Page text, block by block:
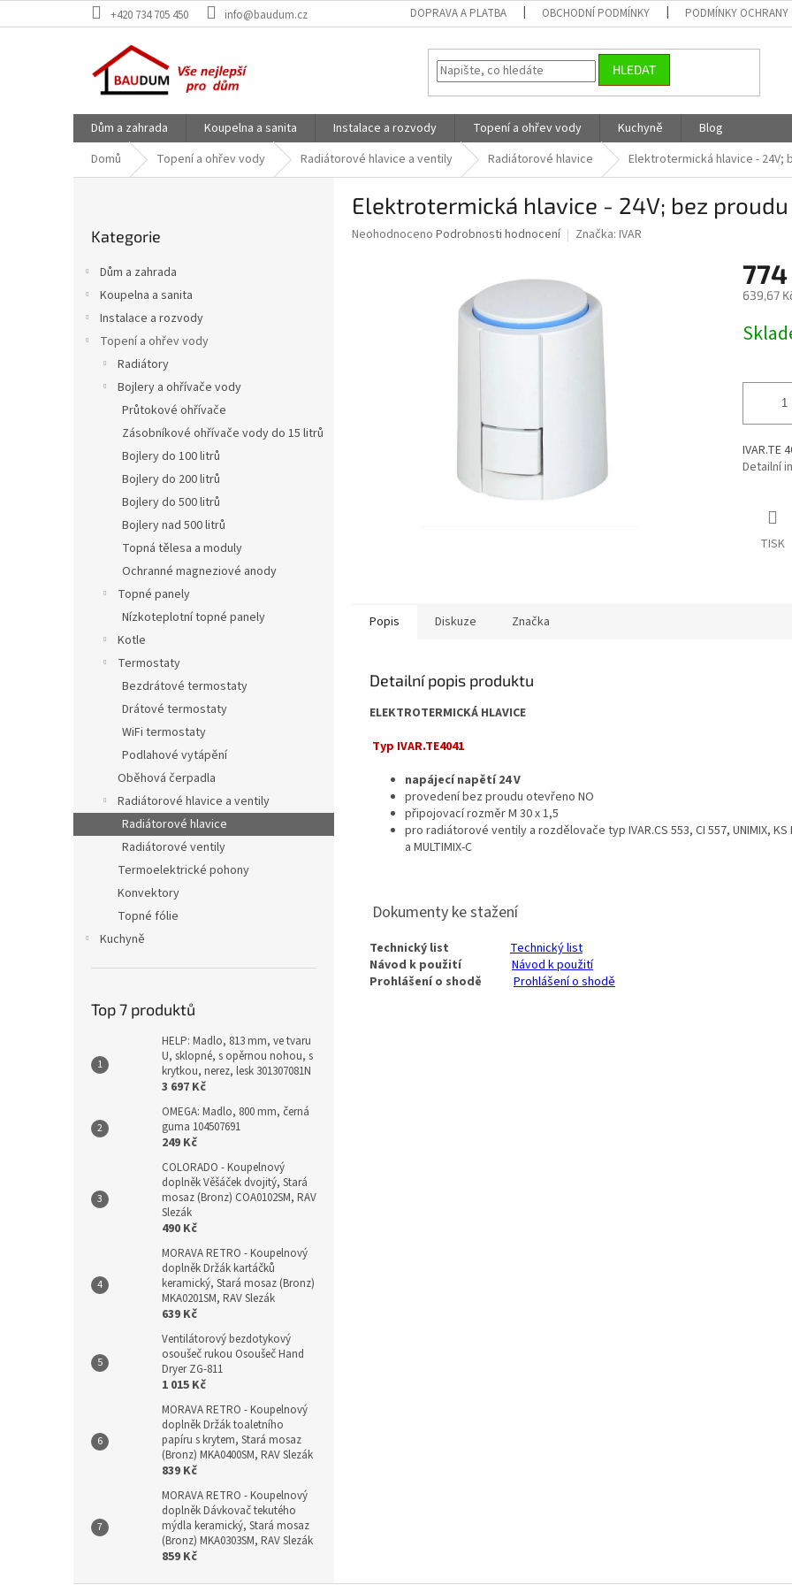
na
+420 734 705 450 info@baudum.cz DOPRAVA A PLATBA OBCHODNÍ PODMÍNKY PODMÍNKY
HLEDAT
Dům a zahrada Koupelna a sanita Instalace a rozvody Topení a ohřev vody Kuchyně
Blog
Domů
Topení a ohřev vody Radiátorové hlavice a ventily Radiátorové hlavice Elektrotermická hlavice - 24V;
kategorie
Kategorie
Dům a zahrada
Koupelna a sanita
Instalace a rozvody
Topení a ohřev vody
Radiátory
Bojlery a ohřívače vody
Průtokové ohřívače
Zásobníkové ohřívače vody do 15 litrů
Bojlery do 100 litrů
Bojlery do 200 litrů
Bojlery do 500 litrů
Bojlery nad 500 litrů
Topná tělesa a moduly
Ochranné magneziové anody
Topné panely
Nízkoteplotní topné panely
Kotle
Termostaty
Bezdrátové termostaty
Drátové termostaty
WiFi termostaty
Podlahové vytápění
Oběhová čerpadla
Radiátorové hlavice a ventily
Radiátorové hlavice
Radiátorové ventily
Termoelektrické pohony
Konvektory
Topné fólie
Kuchyně
Top 7 produktů
HELP: Madlo, 813 mm, ve tvaru
U, sklopné, s opěrnou nohou, s
krytkou, nerez, lesk 301307081N
3 697 Kč
OMEGA: Madlo, 800 mm, černá
guma 104507691
249 Kč
COLORADO - Koupelnový
doplněk Věšáček dvojitý, Stará
mosaz (Bronz) COA0102SM, RAV
Slezák
490 Kč
MORAVA RETRO - Koupelnový
doplněk Držák kartáčků
keramický, Stará mosaz (Bronz)
MKA0201SM, RAV Slezák
639 Kč
Ventilátorový bezdotykový
osoušeč rukou Osoušeč Hand
Dryer ZG-811
1 015 Kč
MORAVA RETRO - Koupelnový
doplněk Držák toaletního
papíru s krytem, Stará mosaz
(Bronz) MKA0400SM, RAV Slezák
839 Kč
MORAVA RETRO - Koupelnový
doplněk Dávkovač tekutého
mýdla keramický, Stará mosaz
(Bronz) MKA0303SM, RAV Slezák
859 Kč
Elektrotermická hlavice - 24V; bez
Průměrné
Neohodnoceno Podrobnosti hodnocení Značka: IVAR
774
639,67
cena:
IVAR.TE
Detailní
TISK
Popis Diskuze Značka
Detailní popis produktu
ELEKTROTERMICKÁ HLAVICE
Typ IVAR.TE4041
napájecí napětí 24 V
provedení bez proudu otevřeno NO
připojovací rozměr M 30 x 1,5
pro radiátorové ventily a rozdělovače typ IVAR.CS 553, CI 557, UNIMIX, KS
a MULTIMIX-C
Dokumenty ke stažení
Technický list Technický list
Návod k použití Návod k použití
Prohlášení o shodě Prohlášení o shodě